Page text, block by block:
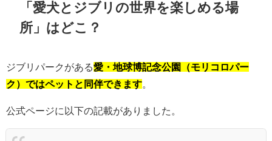
「愛犬とジブリの世界を楽しめる場
所」はどこ？
ジブリパークがある愛・地球博記念公園（モリコロパー
ク）ではペットと同伴できます
公式ページに以下の記載がありました。